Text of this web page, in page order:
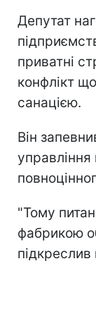
Депутат
приватні
конфлікт
санацією.
Він
"Тому
фабрикою
підкреслив